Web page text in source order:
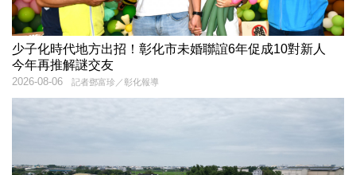
少子化時代地方出招！彰化市未婚聯誼6年促成10對新人
今年再推解謎交友
記者鄧富珍／彰化報導
2026-08-06